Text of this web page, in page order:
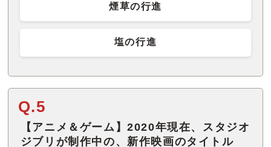
煙草の行進
塩の行進
Q.5
【アニメ＆ゲーム】2020年現在、スタジオ
ジブリが制作中の、新作映画のタイトル